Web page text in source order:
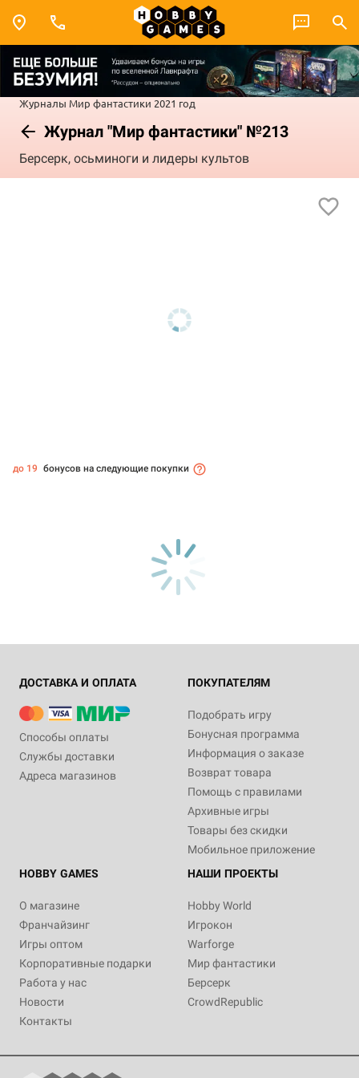
Журналы Мир фантастики 2021 год
Журнал "Мир фантастики" №213
Берсерк, осьминоги и лидеры культов
до 19 бонусов на следующие покупки
ДОСТАВКА И ОПЛАТА
Способы оплаты
Службы доставки
Адреса магазинов
ПОКУПАТЕЛЯМ
Подобрать игру
Бонусная программа
Информация о заказе
Возврат товара
Помощь с правилами
Архивные игры
Товары без скидки
Мобильное приложение
HOBBY GAMES
О магазине
Франчайзинг
Игры оптом
Корпоративные подарки
Работа у нас
Новости
Контакты
НАШИ ПРОЕКТЫ
Hobby World
Игрокон
Warforge
Мир фантастики
Берсерк
CrowdRepublic